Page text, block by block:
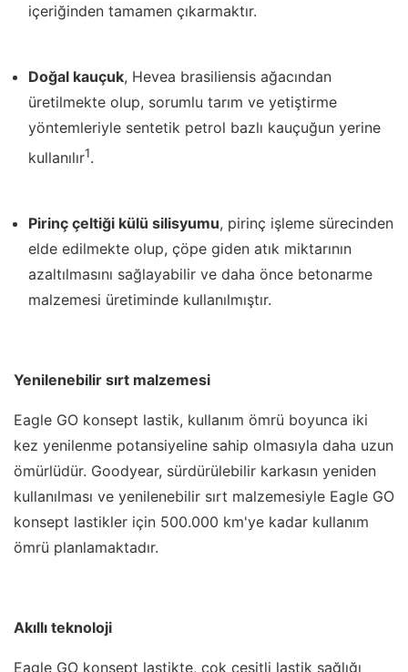
içeriğinden tamamen çıkarmaktır.
Doğal kauçuk, Hevea brasiliensis ağacından
üretilmekte olup, sorumlu tarım ve yetiştirme
yöntemleriyle sentetik petrol bazlı kauçuğun yerine
kullanılır1.
Pirinç çeltiği külü silisyumu, pirinç işleme sürecinden
elde edilmekte olup, çöpe giden atık miktarının
azaltılmasını sağlayabilir ve daha önce betonarme
malzemesi üretiminde kullanılmıştır.
Yenilenebilir sırt malzemesi
Eagle GO konsept lastik, kullanım ömrü boyunca iki
kez yenilenme potansiyeline sahip olmasıyla daha uzun
ömürlüdür. Goodyear, sürdürülebilir karkasın yeniden
kullanılması ve yenilenebilir sırt malzemesiyle Eagle GO
konsept lastikler için 500.000 km'ye kadar kullanım
ömrü planlamaktadır.
Akıllı teknoloji
Eagle GO konsept lastikte, çok çeşitli lastik sağlığı